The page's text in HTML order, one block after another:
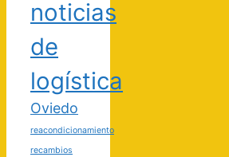
noticias
de
logística
Oviedo
reacondicionamiento
recambios